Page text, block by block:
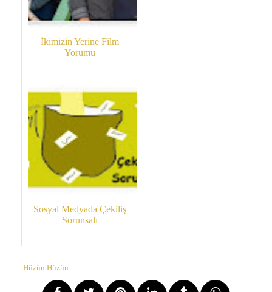
İkimizin Yerine Film
Yorumu
Sosyal Medyada Çekiliş
Sorunsalı
Hüzün Hüzün